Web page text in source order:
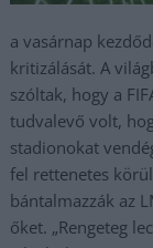
a vasárnap
kritizálását. A
szóltak, hogy a
tudvalevő volt,
stadionokat
fel rettenetes
bántalmazzák az
őket. „Rengeteg